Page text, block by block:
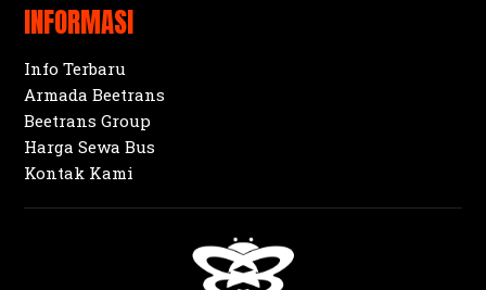
INFORMASI
Info Terbaru
Armada Beetrans
Beetrans Group
Harga Sewa Bus
Kontak Kami